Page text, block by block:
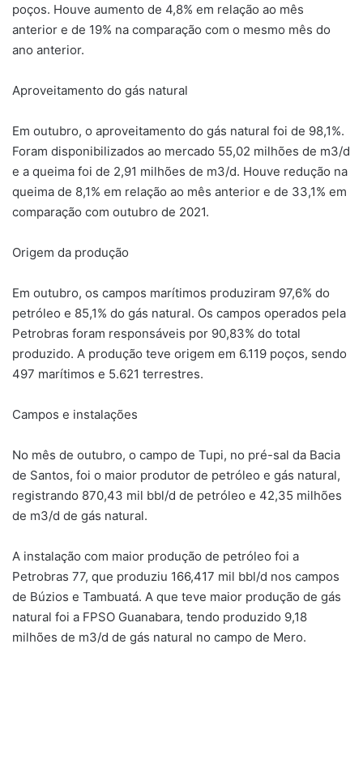
poços. Houve aumento de 4,8% em relação ao mês
anterior e de 19% na comparação com o mesmo mês do
ano anterior.
Aproveitamento do gás natural
Em outubro, o aproveitamento do gás natural foi de 98,1%.
Foram disponibilizados ao mercado 55,02 milhões de m3/d
e a queima foi de 2,91 milhões de m3/d. Houve redução na
queima de 8,1% em relação ao mês anterior e de 33,1% em
comparação com outubro de 2021.
Origem da produção
Em outubro, os campos marítimos produziram 97,6% do
petróleo e 85,1% do gás natural. Os campos operados pela
Petrobras foram responsáveis por 90,83% do total
produzido. A produção teve origem em 6.119 poços, sendo
497 marítimos e 5.621 terrestres.
Campos e instalações
No mês de outubro, o campo de Tupi, no pré-sal da Bacia
de Santos, foi o maior produtor de petróleo e gás natural,
registrando 870,43 mil bbl/d de petróleo e 42,35 milhões
de m3/d de gás natural.
A instalação com maior produção de petróleo foi a
Petrobras 77, que produziu 166,417 mil bbl/d nos campos
de Búzios e Tambuatá. A que teve maior produção de gás
natural foi a FPSO Guanabara, tendo produzido 9,18
milhões de m3/d de gás natural no campo de Mero.